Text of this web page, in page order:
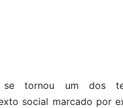
tornou um dos
social marcado por